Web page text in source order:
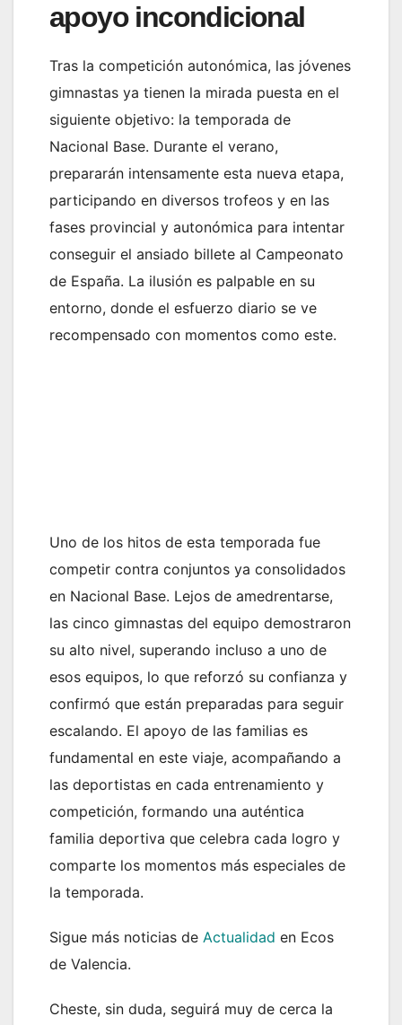
apoyo incondicional
Tras la competición autonómica, las jóvenes
gimnastas ya tienen la mirada puesta en el
siguiente objetivo: la temporada de
Nacional Base. Durante el verano,
prepararán intensamente esta nueva etapa,
participando en diversos trofeos y en las
fases provincial y autonómica para intentar
conseguir el ansiado billete al Campeonato
de España. La ilusión es palpable en su
entorno, donde el esfuerzo diario se ve
recompensado con momentos como este.
Uno de los hitos de esta temporada fue
competir contra conjuntos ya consolidados
en Nacional Base. Lejos de amedrentarse,
las cinco gimnastas del equipo demostraron
su alto nivel, superando incluso a uno de
esos equipos, lo que reforzó su confianza y
confirmó que están preparadas para seguir
escalando. El apoyo de las familias es
fundamental en este viaje, acompañando a
las deportistas en cada entrenamiento y
competición, formando una auténtica
familia deportiva que celebra cada logro y
comparte los momentos más especiales de
la temporada.
Sigue más noticias de Actualidad en Ecos
de Valencia.
Cheste, sin duda, seguirá muy de cerca la